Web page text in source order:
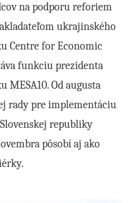
na podporu reforiem
ukrajinského
Centre for Economic
funkciu prezidenta
Od augusta
rady pre implementáciu
republiky
pôsobí aj ako